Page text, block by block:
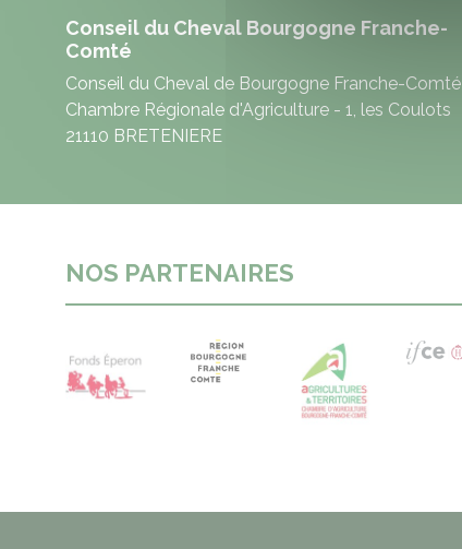
Conseil du Cheval Bourgogne Franche-
Comté
Conseil du Cheval de Bourgogne Franche-Comté
Chambre Régionale d'Agriculture - 1, les Coulots
21110 BRETENIERE
NOS PARTENAIRES